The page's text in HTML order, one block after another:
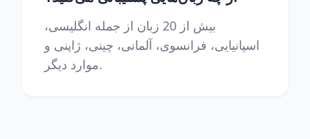
بیش از 20 زبان از جمله انگلیسی،
اسپانیایی، فرانسوی، آلمانی، چینی، ژاپنی و
موارد دیگر.